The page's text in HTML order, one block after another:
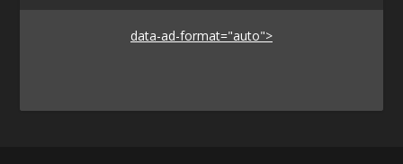
data-ad-format="auto">